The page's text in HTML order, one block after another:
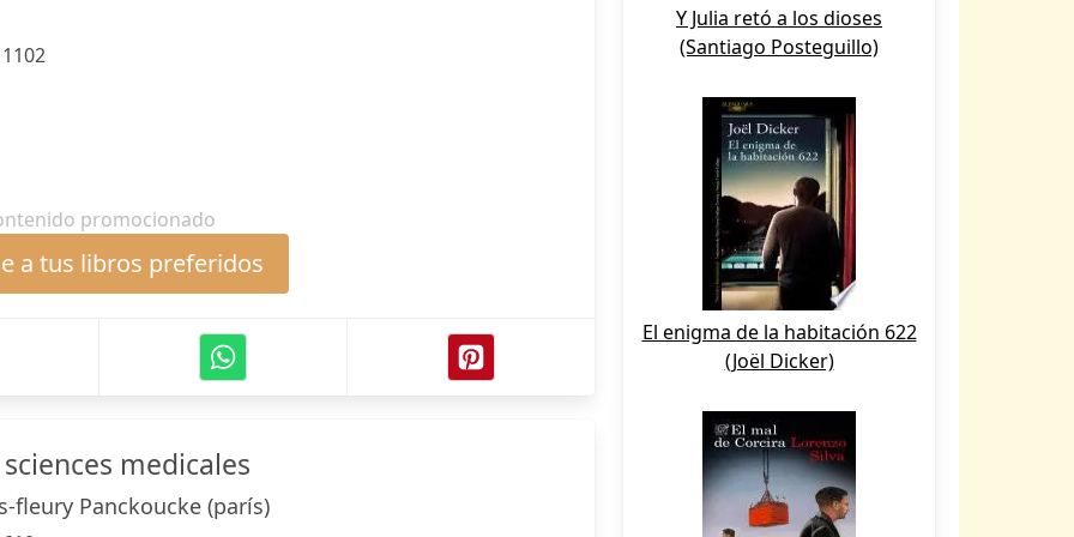
1102
promocionado
a tus libros preferidos
medicales
fleury Panckoucke (parís)
Y Julia retó a los dioses
(Santiago Posteguillo)
El enigma de la habitación 622
(Joël Dicker)